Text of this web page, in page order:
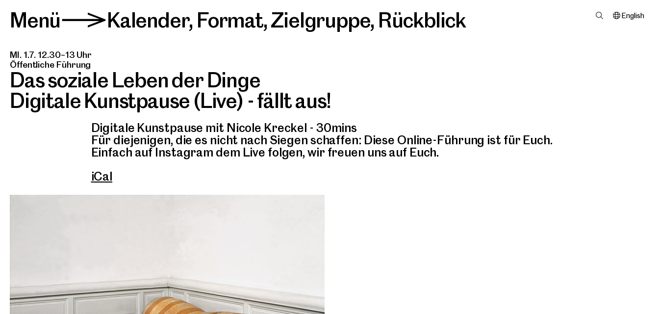
Menü>Kalender, Format,Zielgruppe, Rückblick English
MI. 1.7. 12.30–13 Uhr
Öffentliche Führung
Das soziale Leben der Dinge
Digitale Kunstpause (Live) - fällt aus!
Digitale Kunstpause mit Nicole Kreckel - 30mins
Für diejenigen, die es nicht nach Siegen schaffen: Diese Online-Führung ist für Euch.
Einfach auf Instagram dem Live folgen, wir freuen uns auf Euch.
iCal